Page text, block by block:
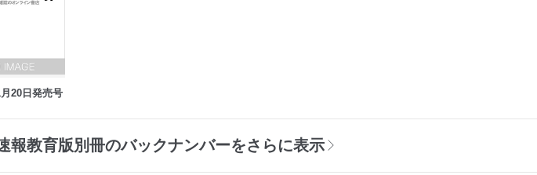
20日発売号
教育版別冊のバックナンバーをさらに表示